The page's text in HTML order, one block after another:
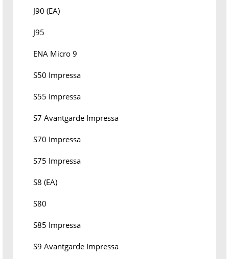
J90 (EA)
J95
ENA Micro 9
S50 Impressa
S55 Impressa
S7 Avantgarde Impressa
S70 Impressa
S75 Impressa
S8 (EA)
S80
S85 Impressa
S9 Avantgarde Impressa